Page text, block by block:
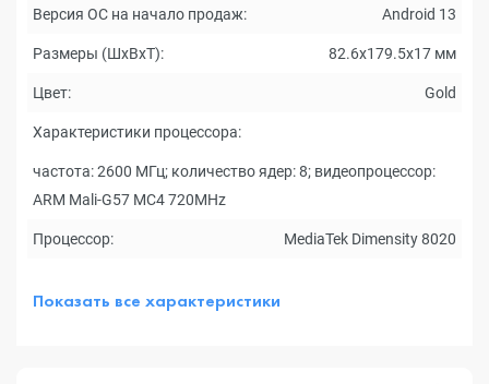
Версия ОС на начало продаж: Android 13
Размеры (ШxВxТ): 82.6x179.5x17 мм
Цвет: Gold
Характеристики процессора:
частота: 2600 МГц; количество ядер: 8; видеопроцессор:
ARM Mali-G57 MC4 720MHz
Процессор: MediaTek Dimensity 8020
Показать все характеристики